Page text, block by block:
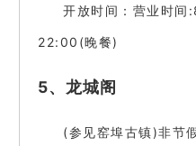
开放时间：营业时
22:00(晚餐)
5、龙城阁
(参见窑埠古镇)非节